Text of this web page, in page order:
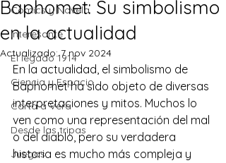
Comics y Novela
Interesante
El legado 1914
Ciencia y Espacio
Carta a Vera
Desde las tripas
Juegos
Baphomet: Su simbolismo
en la actualidad
Actualizado:7 nov 2024
En la actualidad, el simbolismo de
Baphomet ha sido objeto de diversas
interpretaciones y mitos. Muchos lo
ven como una representación del mal
o del diablo, pero su verdadera
historia es mucho más compleja y